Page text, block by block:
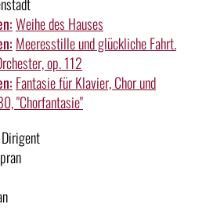
Weihe des Hauses
Meeresstille und glückliche Fahrt.
op. 112
Fantasie für Klavier, Chor und
"Chorfantasie"
Dirigent